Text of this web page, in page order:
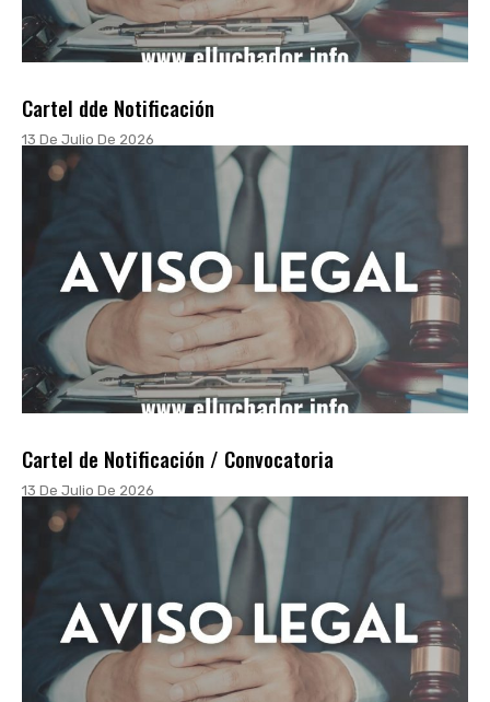
Cartel dde Notificación
13 De Julio De 2026
Cartel de Notificación / Convocatoria
13 De Julio De 2026